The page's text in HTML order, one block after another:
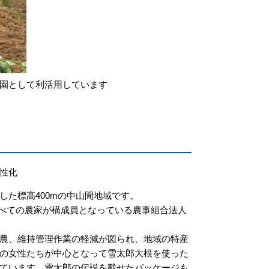
として利活用しています
化
標高400mの中山間地域です。
の農家が構成員となっている農事組合法人
維持管理作業の軽減が図られ、地域の特産
女性たちが中心となって雪太郎大根を使った